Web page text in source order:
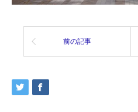
前の記事